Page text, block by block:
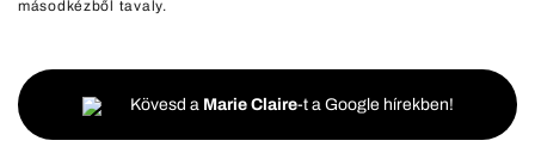
másodkézből tavaly.
Kövesd a Marie Claire-t a Google hírekben!